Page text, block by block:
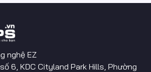
nghệ EZ
6, KDC Cityland Park Hills, Phường